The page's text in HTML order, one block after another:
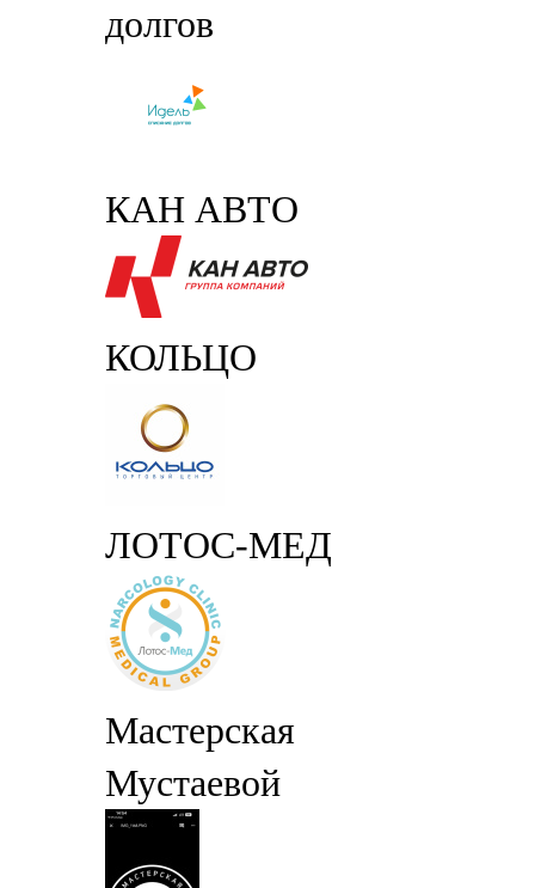
долгов
КАН АВТО
КОЛЬЦО
ЛОТОС-МЕД
Мастерская
Мустаевой